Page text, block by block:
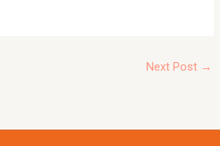
Next Post →